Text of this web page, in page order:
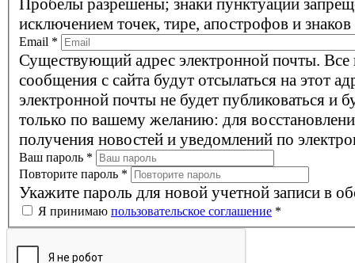
Пробелы разрешены; знаки пунктуации
исключением точек, тире, апострофов и
Email *
Существующий адрес электронной почты. Все
сообщения с сайта будут отсылаться на этот
электронной почты не будет публиковаться и
только по вашему желанию: для
получения новостей и уведомлений по
Ваш пароль *
Повторите пароль *
Укажите пароль для новой учетной записи в
Я принимаю пользовательское соглашение *